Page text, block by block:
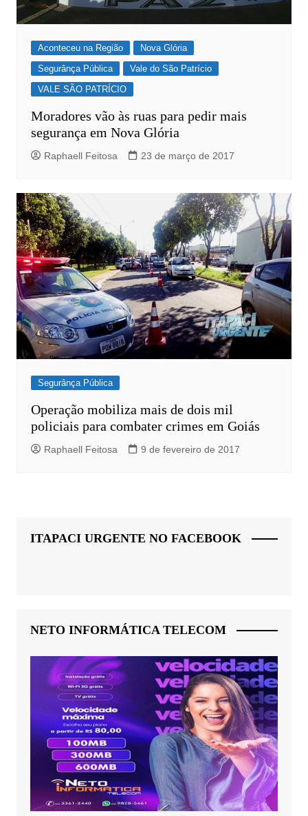
Aconteceu na Região
Nova Glória
Segurânça Pública
Vale do São Patrício
VALE SÃO PATRÍCIO
Moradores vão às ruas para pedir mais
segurança em Nova Glória
Raphaell Feitosa 23 de março de 2017
Segurânça Pública
Operação mobiliza mais de dois mil
policiais para combater crimes em Goiás
Raphaell Feitosa 9 de fevereiro de 2017
ITAPACI URGENTE NO FACEBOOK
NETO INFORMÁTICA TELECOM